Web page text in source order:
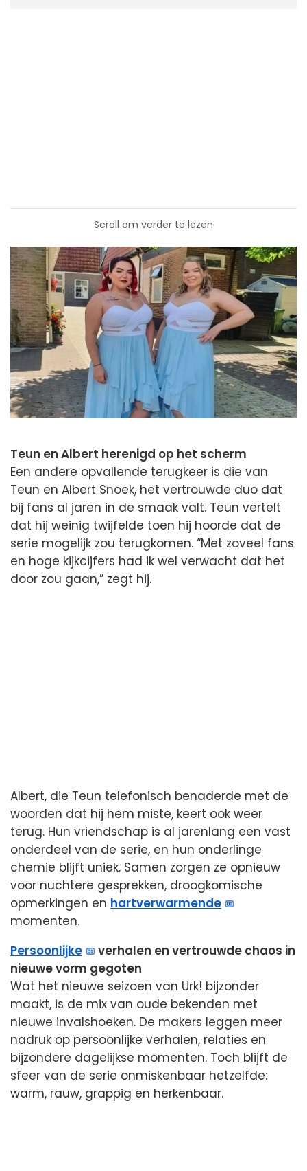
Scroll om verder te lezen
Teun en Albert herenigd op het scherm
Een andere opvallende terugkeer is die van
Teun en Albert Snoek, het vertrouwde duo dat
bij fans al jaren in de smaak valt. Teun vertelt
dat hij weinig twijfelde toen hij hoorde dat de
serie mogelijk zou terugkomen. “Met zoveel fans
en hoge kijkcijfers had ik wel verwacht dat het
door zou gaan,” zegt hij.
Albert, die Teun telefonisch benaderde met de
woorden dat hij hem miste, keert ook weer
terug. Hun vriendschap is al jarenlang een vast
onderdeel van de serie, en hun onderlinge
chemie blijft uniek. Samen zorgen ze opnieuw
voor nuchtere gesprekken, droogkomische
opmerkingen en hartverwarmende
momenten.
Persoonlijke
verhalen en vertrouwde chaos in
nieuwe vorm gegoten
Wat het nieuwe seizoen van Urk! bijzonder
maakt, is de mix van oude bekenden met
nieuwe invalshoeken. De makers leggen meer
nadruk op persoonlijke verhalen, relaties en
bijzondere dagelijkse momenten. Toch blijft de
sfeer van de serie onmiskenbaar hetzelfde:
warm, rauw, grappig en herkenbaar.